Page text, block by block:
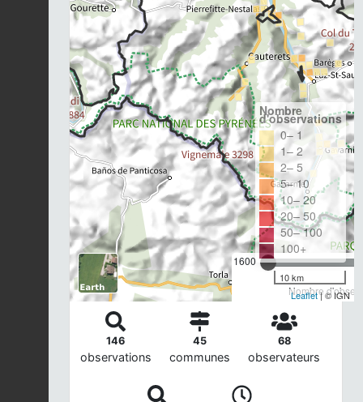
1600
Nombre
Nombre
d'observations
0– 1
1– 2
2– 5
5– 10
10– 20
20– 50
50– 100
100+
10 km
Leaflet| © IGN
146
observations
45
communes
68
observateurs